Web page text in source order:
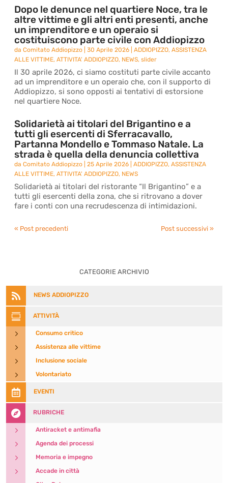
Dopo le denunce nel quartiere Noce, tra le
altre vittime e gli altri enti presenti, anche
un imprenditore e un operaio si
costituiscono parte civile con Addiopizzo
daComitato Addiopizzo |30 Aprile 2026 |ADDIOPIZZO,ASSISTENZA
ALLE VITTIME,ATTIVITA' ADDIOPIZZO, NEWS,slider
Il 30 aprile 2026, ci siamo costituti parte civile accanto
ad un imprenditore e un operaio che, con il supporto di
Addiopizzo, si sono opposti ai tentativi di estorsione
nel quartiere Noce.
Solidarietà ai titolari del Brigantino e a
tutti gli esercenti di Sferracavallo,
Partanna Mondello e Tommaso Natale. La
strada è quella della denuncia collettiva
daComitato Addiopizzo |25 Aprile 2026 |ADDIOPIZZO,ASSISTENZA
ALLE VITTIME,ATTIVITA' ADDIOPIZZO, NEWS
Solidarietà ai titolari del ristorante “Il Brigantino” e a
tutti gli esercenti della zona, che si ritrovano a dover
fare i conti con una recrudescenza di intimidazioni.
« Post precedenti Post successivi »
CATEGORIE ARCHIVIO
 NEWS ADDIOPIZZO
 ATTIVITÀ
5 Consumo critico
5 Assistenza alle vittime
5 Inclusione sociale
5 Volontariato
 EVENTI
 RUBRICHE
5 Antiracket e antimafia
5 Agenda dei processi
5 Memoria e impegno
5 Accade in città